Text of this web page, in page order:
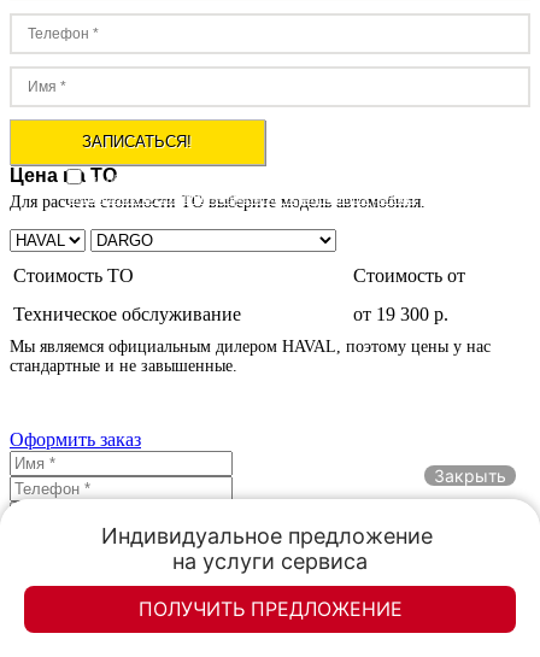
на обработку персональных данных согласно
соглашения и Политики обработки персональных данныхсогласен
Цена на ТО
Для расчета стоимости ТО выберите модель автомобиля.
Стоимость ТО
Стоимость от
Техническое обслуживание
от 19 300 р.
Мы являемся официальным дилером HAVAL, поэтому цены у нас
стандартные и не завышенные.
Оформить заказ
на обработку персональных данных согласно
Пользовательского соглашенияиПолитики обработки
персональных данныхсогласен
Гарантия на ремонт - 365 дней
Закрыть
Индивидуальное предложение
на услуги сервиса
ПОЛУЧИТЬ ПРЕДЛОЖЕНИЕ
Элан-моторс
Элан-моторс